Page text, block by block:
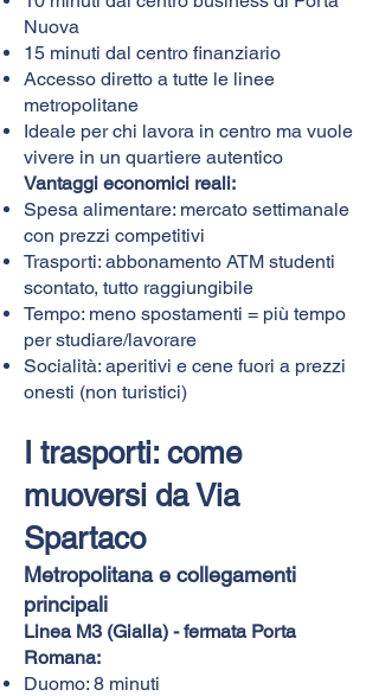
Nuova
15 minuti dal centro finanziario
Accesso diretto a tutte le linee
metropolitane
Ideale per chi lavora in centro ma vuole
vivere in un quartiere autentico
Vantaggi economici reali:
Spesa alimentare: mercato settimanale
con prezzi competitivi
Trasporti: abbonamento ATM studenti
scontato, tutto raggiungibile
Tempo: meno spostamenti = più tempo
per studiare/lavorare
Socialità: aperitivi e cene fuori a prezzi
onesti (non turistici)
I trasporti: come
muoversi da Via
Spartaco
Metropolitana e collegamenti
principali
Linea M3 (Gialla) - fermata Porta
Romana:
Duomo: 8 minuti